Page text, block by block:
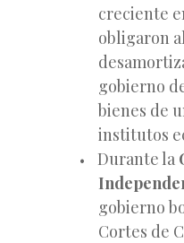
creciente
obligaron
gobierno
bienes de
institutos
Durante la
gobierno
Cortes de